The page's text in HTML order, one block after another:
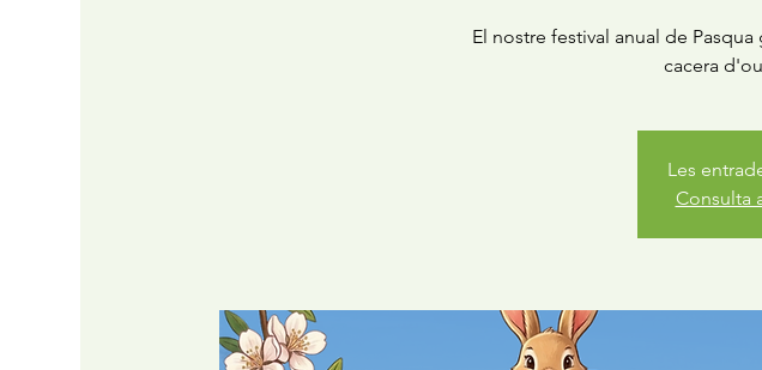
El nostre festival anual de
cacera
Les
Consulta